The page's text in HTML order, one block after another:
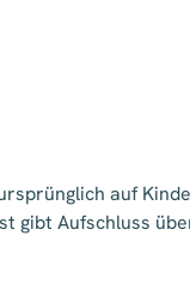
auf
gibt Aufschluss